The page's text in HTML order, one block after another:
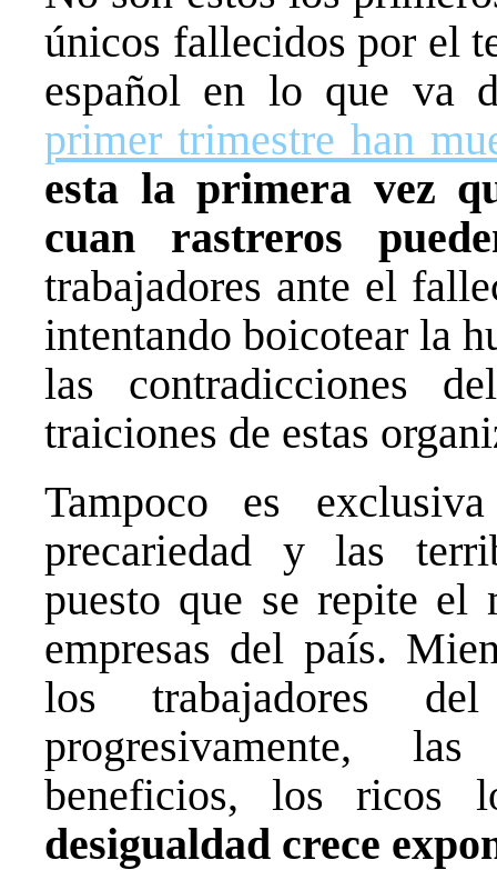
únicos fallecidos por el
español en lo que va
primer trimestre han
esta la primera vez
cuan rastreros
trabajadores ante el
intentando boicotear la
las contradicciones
traiciones de estas
Tampoco es
precariedad y las
puesto que se repite el
empresas del país.
los trabajadores
progresivamente,
beneficios, los
desigualdad crece